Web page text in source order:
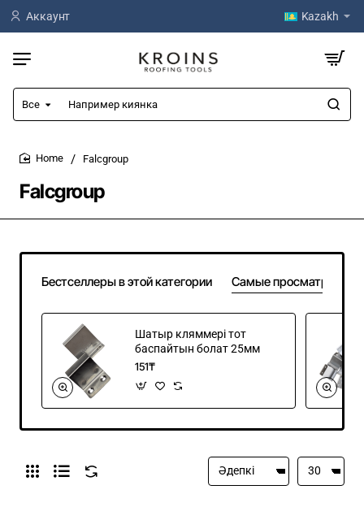
Аккаунт Kazakh
Все
Например
киянка
Falcgroup
Falcgroup
Бестселлеры в этой категории Самые
Шатыр кляммері тот
баспайтын болат 25мм
151₸